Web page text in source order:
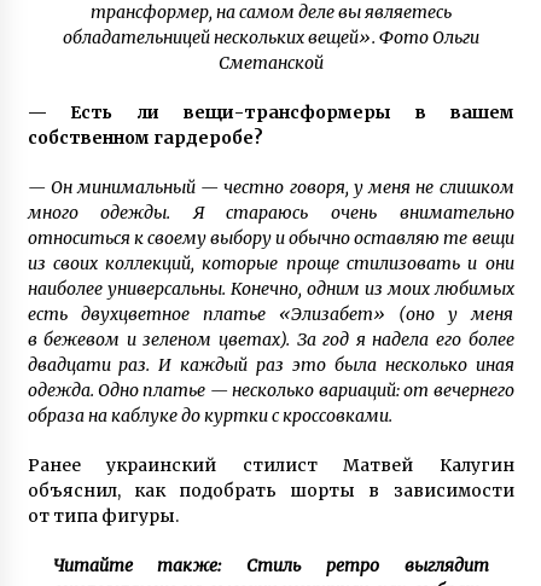
трансформер, на самом деле вы являетесь
обладательницей нескольких вещей». Фото Ольги
Сметанской
— Есть ли вещи-трансформеры в вашем
собственном гардеробе?
— Он минимальный — честно говоря, у меня не слишком
много одежды. Я стараюсь очень внимательно
относиться к своему выбору и обычно оставляю те вещи
из своих коллекций, которые проще стилизовать и они
наиболее универсальны. Конечно, одним из моих любимых
есть двухцветное платье «Элизабет» (оно у меня
в бежевом и зеленом цветах). За год я надела его более
двадцати раз. И каждый раз это была несколько иная
одежда. Одно платье — несколько вариаций: от вечернего
образа на каблуке до куртки с кроссовками.
Ранее украинский стилист Матвей Калугин
объяснил, как подобрать шорты в зависимости
от типа фигуры.
Читайте также: Стиль ретро выглядит